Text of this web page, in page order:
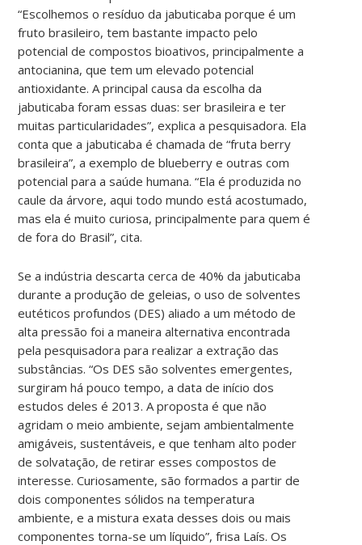
“Escolhemos o resíduo da jabuticaba porque é um
fruto brasileiro, tem bastante impacto pelo
potencial de compostos bioativos, principalmente a
antocianina, que tem um elevado potencial
antioxidante. A principal causa da escolha da
jabuticaba foram essas duas: ser brasileira e ter
muitas particularidades”, explica a pesquisadora. Ela
conta que a jabuticaba é chamada de “fruta berry
brasileira”, a exemplo de blueberry e outras com
potencial para a saúde humana. “Ela é produzida no
caule da árvore, aqui todo mundo está acostumado,
mas ela é muito curiosa, principalmente para quem é
de fora do Brasil”, cita.
Se a indústria descarta cerca de 40% da jabuticaba
durante a produção de geleias, o uso de solventes
eutéticos profundos (DES) aliado a um método de
alta pressão foi a maneira alternativa encontrada
pela pesquisadora para realizar a extração das
substâncias. “Os DES são solventes emergentes,
surgiram há pouco tempo, a data de início dos
estudos deles é 2013. A proposta é que não
agridam o meio ambiente, sejam ambientalmente
amigáveis, sustentáveis, e que tenham alto poder
de solvatação, de retirar esses compostos de
interesse. Curiosamente, são formados a partir de
dois componentes sólidos na temperatura
ambiente, e a mistura exata desses dois ou mais
componentes torna-se um líquido”, frisa Laís. Os